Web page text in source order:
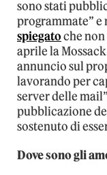
sono stati
programmate” e
spiegatoche
aprile la
annuncio sul
lavorando per
server delle
pubblicazione
sostenuto di
Dove sono gli